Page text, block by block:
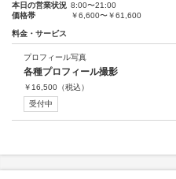
本日の営業状況 8:00〜21:00
価格帯
￥6,600〜￥61,600
料金・サービス
プロフィール写真
各種プロフィール撮影
￥ 16,500 （税込）
受付中